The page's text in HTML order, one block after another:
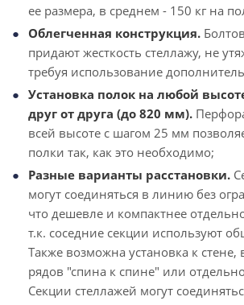
ее размера, в среднем - 150 кг на
Облегченная конструкция.
придают жесткость стеллажу, не
требуя использование
Установка полок на любой
друг от друга (до 820 мм).
всей высоте с шагом 25 мм
полки так, как это необходимо;
Разные варианты расстановки.
могут соединяться в линию без
что дешевле и компактнее
т.к. соседние секции используют
Также возможна установка к стене,
рядов "спина к спине" или
Секции стеллажей могут